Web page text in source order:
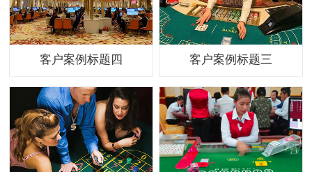
客户案例标题四 客户案例标题三